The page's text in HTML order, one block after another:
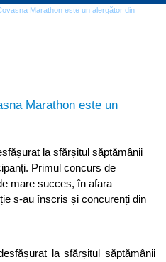
Marathon este un alergător din
la sfărșitul săptămânii
Primul concurs de
mare succes, în afara
s-au înscris și concurenți din
la sfărșitul săptămânii